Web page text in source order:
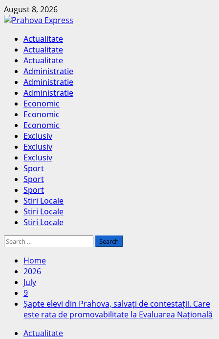
Skip
to
August 8, 2026
Primary
Menu
Actualitate
Actualitate
Actualitate
Administratie
Administratie
Administratie
Economic
Economic
Economic
Exclusiv
Exclusiv
Exclusiv
Sport
Sport
Sport
Stiri Locale
Stiri Locale
Stiri Locale
Search
Home
2026
July
9
Șapte elevi din Prahova, salvați de contestații. Care
este rata de promovabilitate la Evaluarea Națională
Actualitate